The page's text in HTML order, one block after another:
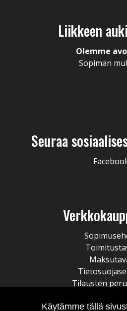
Liikkeen
Olemme
Sopiman
Seuraa
Tilausten
Käytämme tällä